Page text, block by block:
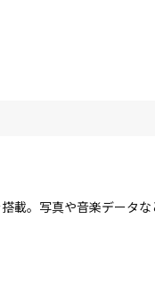
載。写真や音楽データ